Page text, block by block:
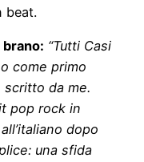
beat.
brano: “Tutti Casi
come primo
da me.
pop rock in
dopo
una sfida